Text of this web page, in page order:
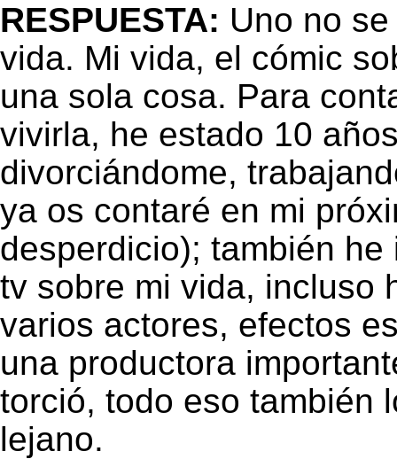
RESPUESTA: Uno no
vida. Mi vida, el cómic
una sola cosa. Para
vivirla, he estado 10
divorciándome,
ya os contaré en mi
desperdicio); también
tv sobre mi vida, incluso
varios actores, efectos
una productora
torció, todo eso también
lejano.